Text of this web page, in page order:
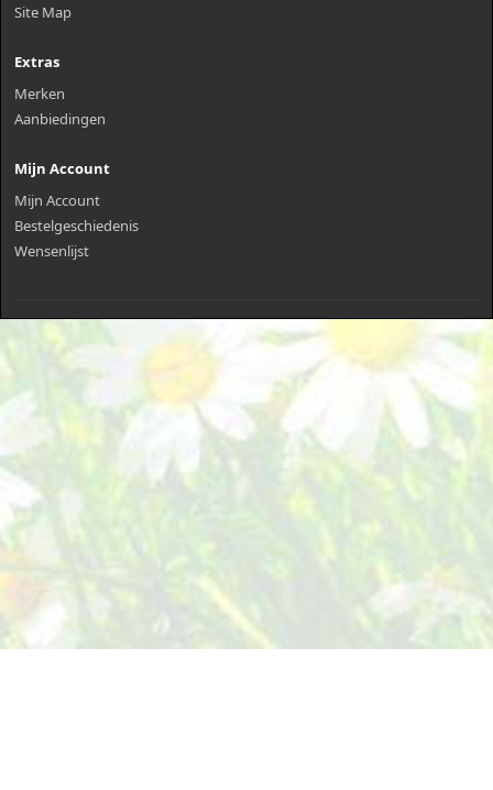
Site Map
Extras
Merken
Aanbiedingen
Mijn Account
Mijn Account
Bestelgeschiedenis
Wensenlijst